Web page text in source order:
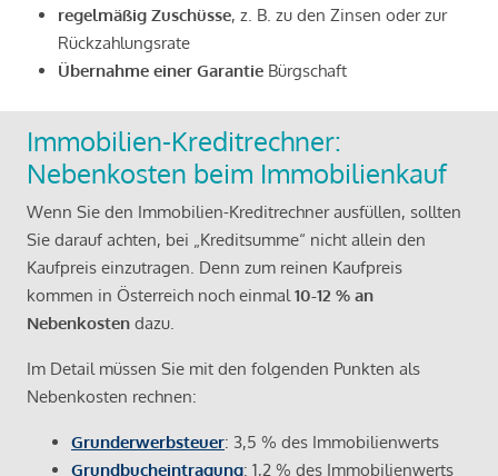
regelmäßig Zuschüsse, z. B. zu den Zinsen oder zur
Rückzahlungsrate
Übernahme einer Garantie Bürgschaft
Immobilien-Kreditrechner:
Nebenkosten beim Immobilienkauf
Wenn Sie den Immobilien-Kreditrechner ausfüllen, sollten
Sie darauf achten, bei „Kreditsumme“ nicht allein den
Kaufpreis einzutragen. Denn zum reinen Kaufpreis
kommen in Österreich noch einmal10-12 % an
Nebenkosten dazu.
Im Detail müssen Sie mit den folgenden Punkten als
Nebenkosten rechnen:
Grunderwerbsteuer: 3,5 % des Immobilienwerts
Grundbucheintragung: 1,2 % des Immobilienwerts